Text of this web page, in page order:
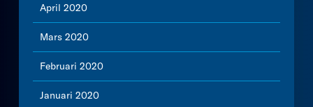
April 2020
Mars 2020
Februari 2020
Januari 2020